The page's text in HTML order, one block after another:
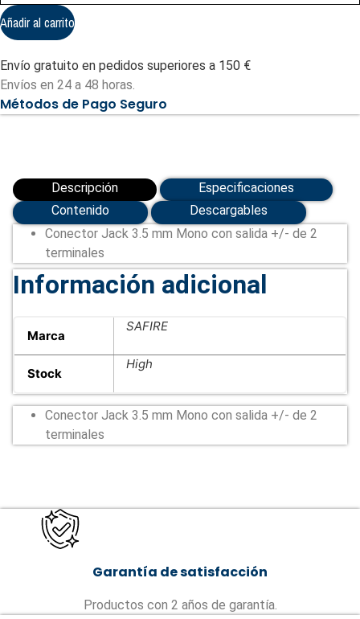
Jack
3.5
mm
(CON297)
cantidad
Añadir al carrito
Envío gratuito en pedidos superiores a 150 €
Envíos en 24 a 48 horas.
Métodos de Pago Seguro
Descripción
Especificaciones
Contenido
Descargables
Conector Jack 3.5 mm Mono con salida +/- de 2
terminales
Información adicional
Marca
SAFIRE
Stock
High
Conector Jack 3.5 mm Mono con salida +/- de 2
terminales
Garantía de satisfacción
Productos con 2 años de garantía.